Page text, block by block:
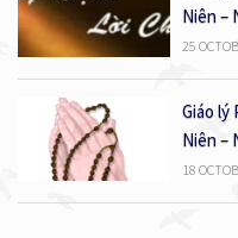
Niên –
25
Giáo lý
Niên –
18